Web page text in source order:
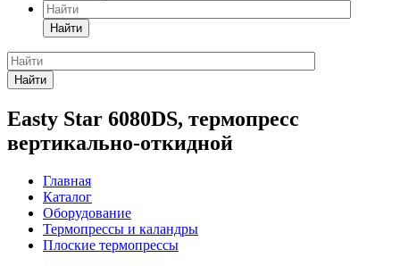
Найти
Найти
Easty Star 6080DS, термопресс
вертикально-откидной
Главная
Каталог
Оборудование
Термопрессы и каландры
Плоские термопрессы